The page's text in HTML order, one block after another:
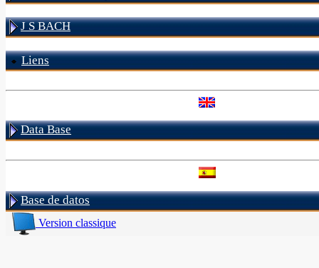
J S BACH
Liens
Data Base
Base de datos
Version classique